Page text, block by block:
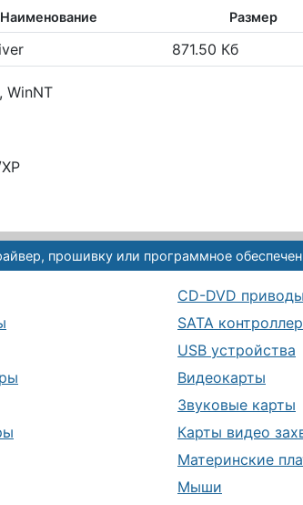
Наименование Размер
871.50 Кб
WinNT
прошивку или программное
CD-DVD приводы
SATA
USB устройства
Видеокарты
Звуковые карты
Карты видео
Материнские
Мыши